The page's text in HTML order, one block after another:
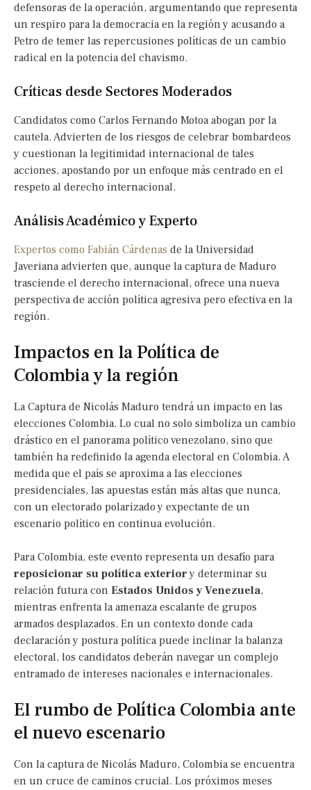
defensoras de la operación, argumentando que representa
un respiro para la democracia en la región y acusando a
Petro de temer las repercusiones políticas de un cambio
radical en la potencia del chavismo.
Críticas desde Sectores Moderados
Candidatos como Carlos Fernando Motoa abogan por la
cautela. Advierten de los riesgos de celebrar bombardeos
y cuestionan la legitimidad internacional de tales
acciones, apostando por un enfoque más centrado en el
respeto al derecho internacional.
Análisis Académico y Experto
Expertos como Fabián Cárdenas de la Universidad
Javeriana advierten que, aunque la captura de Maduro
trasciende el derecho internacional, ofrece una nueva
perspectiva de acción política agresiva pero efectiva en la
región.
Impactos en la Política de
Colombia y la región
La Captura de Nicolás Maduro tendrá un impacto en las
elecciones Colombia. Lo cual no solo simboliza un cambio
drástico en el panorama político venezolano, sino que
también ha redefinido la agenda electoral en Colombia. A
medida que el país se aproxima a las elecciones
presidenciales, las apuestas están más altas que nunca,
con un electorado polarizado y expectante de un
escenario político en continua evolución.
Para Colombia, este evento representa un desafío para
reposicionar su política exteriory determinar su
relación futura con Estados Unidos y Venezuela,
mientras enfrenta la amenaza escalante de grupos
armados desplazados. En un contexto donde cada
declaración y postura política puede inclinar la balanza
electoral, los candidatos deberán navegar un complejo
entramado de intereses nacionales e internacionales.
El rumbo de Política Colombia ante
el nuevo escenario
Con la captura de Nicolás Maduro, Colombia se encuentra
en un cruce de caminos crucial. Los próximos meses